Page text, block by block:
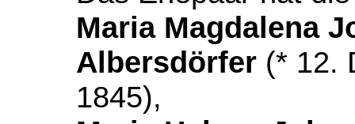
Maria Magdalena
Albersdörfer (* 12.
1845),